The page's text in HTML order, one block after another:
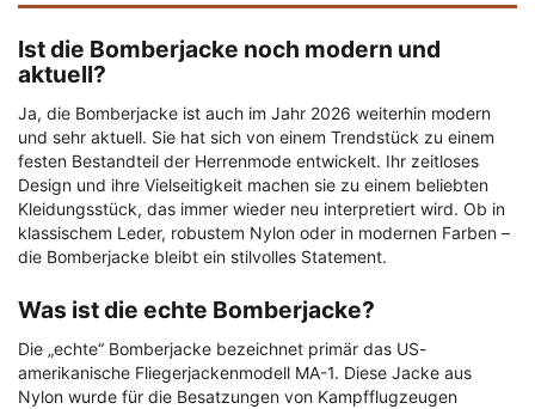
Ist die Bomberjacke noch modern und
aktuell?
Ja, die Bomberjacke ist auch im Jahr 2026 weiterhin modern
und sehr aktuell. Sie hat sich von einem Trendstück zu einem
festen Bestandteil der Herrenmode entwickelt. Ihr zeitloses
Design und ihre Vielseitigkeit machen sie zu einem beliebten
Kleidungsstück, das immer wieder neu interpretiert wird. Ob in
klassischem Leder, robustem Nylon oder in modernen Farben –
die Bomberjacke bleibt ein stilvolles Statement.
Was ist die echte Bomberjacke?
Die „echte“ Bomberjacke bezeichnet primär das US-
amerikanische Fliegerjackenmodell MA-1. Diese Jacke aus
Nylon wurde für die Besatzungen von Kampfflugzeugen